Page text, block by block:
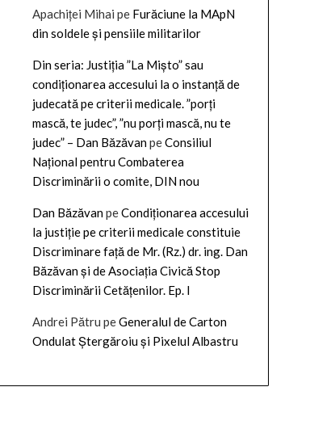
Apachiței Mihai pe Furăciune la MApN
din soldele și pensiile militarilor
Din seria: Justiția ”La Mișto” sau
condiționarea accesului la o instanță de
judecată pe criterii medicale. ”porți
mască, te judec”, ”nu porți mască, nu te
judec” – Dan BăzăvanpeConsiliul
Național pentru Combaterea
Discriminării o comite, DIN nou
Dan BăzăvanpeCondiționarea accesului
la justiție pe criterii medicale constituie
Discriminare față de Mr. (Rz.) dr. ing. Dan
Băzăvan și de Asociația Civică Stop
Discriminării Cetățenilor. Ep. I
Andrei Pătru peGeneralul de Carton
Ondulat Ștergăroiu și Pixelul Albastru